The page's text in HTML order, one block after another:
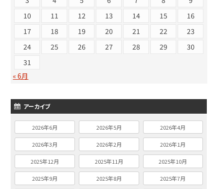
10
11 12 13 14 15
16
17
18 19 20 21 22
23
24
25 26 27 28 29
30
31
« 6月
アーカイブ
2026年6月 2026年5月 2026年4月
2026年3月 2026年2月 2026年1月
2025年12月 2025年11月 2025年10月
2025年9月 2025年8月 2025年7月